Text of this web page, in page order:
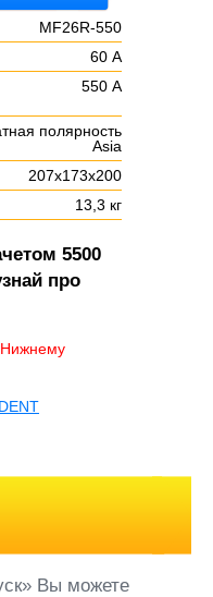
MF26R-550
60 А
550 А
полярность
Asia
207х173х200
13,3 кг
5500
про
Нижнему
Вы можете